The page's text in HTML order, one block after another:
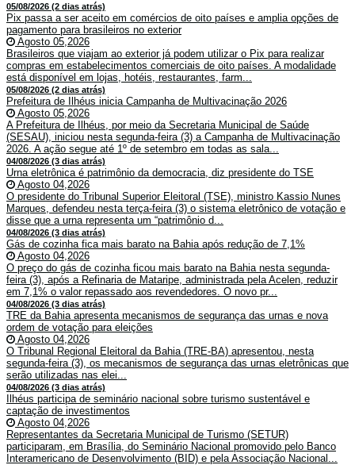
05/08/2026 (2 dias atrás)
Pix passa a ser aceito em comércios de oito países e amplia opções de
pagamento para brasileiros no exterior
Agosto 05,2026
Brasileiros que viajam ao exterior já podem utilizar o Pix para realizar
compras em estabelecimentos comerciais de oito países. A modalidade
está disponível em lojas, hotéis, restaurantes, farm...
05/08/2026 (2 dias atrás)
Prefeitura de Ilhéus inicia Campanha de Multivacinação 2026
Agosto 05,2026
A Prefeitura de Ilhéus, por meio da Secretaria Municipal de Saúde
(SESAU), iniciou nesta segunda-feira (3) a Campanha de Multivacinação
2026. A ação segue até 1º de setembro em todas as sala...
04/08/2026 (3 dias atrás)
Urna eletrônica é patrimônio da democracia, diz presidente do TSE
Agosto 04,2026
O presidente do Tribunal Superior Eleitoral (TSE), ministro Kassio Nunes
Marques, defendeu nesta terça-feira (3) o sistema eletrônico de votação e
disse que a urna representa um “patrimônio d...
04/08/2026 (3 dias atrás)
Gás de cozinha fica mais barato na Bahia após redução de 7,1%
Agosto 04,2026
O preço do gás de cozinha ficou mais barato na Bahia nesta segunda-
feira (3), após a Refinaria de Mataripe, administrada pela Acelen, reduzir
em 7,1% o valor repassado aos revendedores. O novo pr...
04/08/2026 (3 dias atrás)
TRE da Bahia apresenta mecanismos de segurança das urnas e nova
ordem de votação para eleições
Agosto 04,2026
O Tribunal Regional Eleitoral da Bahia (TRE-BA) apresentou, nesta
segunda-feira (3), os mecanismos de segurança das urnas eletrônicas que
serão utilizadas nas elei...
04/08/2026 (3 dias atrás)
Ilhéus participa de seminário nacional sobre turismo sustentável e
captação de investimentos
Agosto 04,2026
Representantes da Secretaria Municipal de Turismo (SETUR)
participaram, em Brasília, do Seminário Nacional promovido pelo Banco
Interamericano de Desenvolvimento (BID) e pela Associação Nacional...